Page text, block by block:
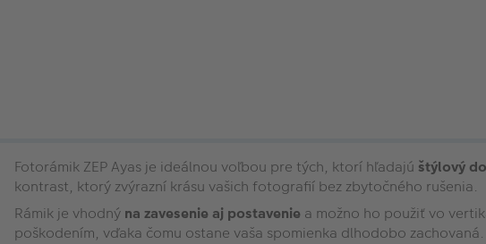
Fotorámik ZEP Ayas je ideálnou voľbou pre tých, ktorí hľadajú štýlový
kontrast, ktorý zvýrazní krásu vašich fotografií bez zbytočného rušenia.
Rámik je vhodný na zavesenie aj postavenie a možno ho použiť vo
poškodením, vďaka čomu ostane vaša spomienka dlhodobo zachovaná.